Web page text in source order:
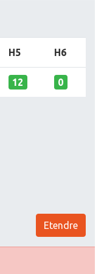
H5 H6
12 0
Etendre